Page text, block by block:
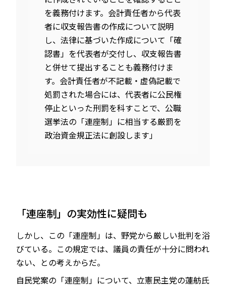
を義務付けます。会計責任者から代表
者に収支報告書の作成について説明
し、法律に基づいた作成について「確
認書」を代表者が交付し、収支報告書
と併せて提出することも義務付けま
す。会計責任者が不記載・虚偽記載で
処罰された場合には、代表者に公民権
停止といった刑罰を科すことで、公職
選挙法の「連座制」に相当する厳罰を
政治資金規正法に創設します」
「連座制」の実効性に疑問も
しかし、この「連座制」は、野党から厳しい批判を浴
びている。この規定では、議員の責任が十分に問われ
ない、との考えからだ。
自民党案の「連座制」について、立憲民主党の蓮舫氏